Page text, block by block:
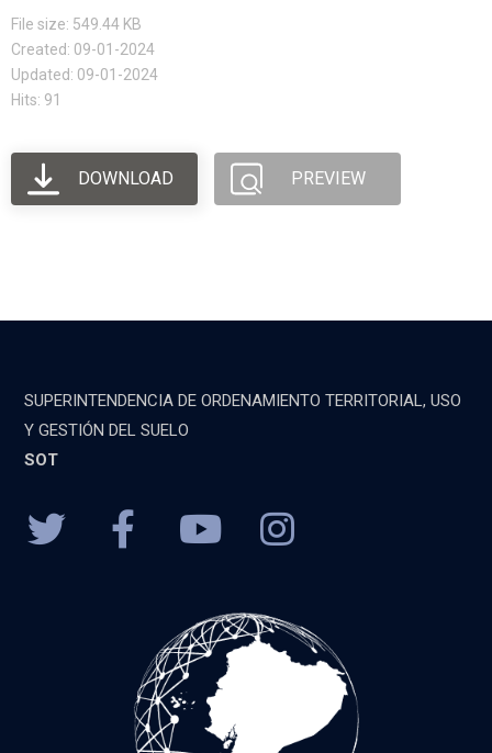
File size: 549.44 KB
Created: 09-01-2024
Updated: 09-01-2024
Hits: 91
DOWNLOAD PREVIEW
SUPERINTENDENCIA DE ORDENAMIENTO TERRITORIAL, USO
Y GESTIÓN DEL SUELO
SOT